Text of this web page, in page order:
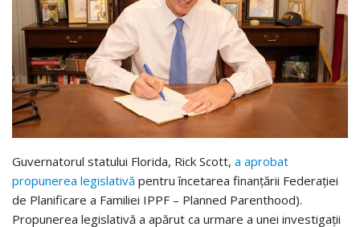
Guvernatorul statului Florida, Rick Scott, a aprobat
propunerea legislativă pentru încetarea finanțării Federației
de Planificare a Familiei IPPF – Planned Parenthood).
Propunerea legislativă a apărut ca urmare a unei investigații